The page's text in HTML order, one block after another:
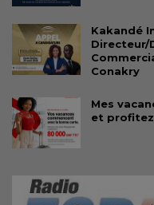
Kakandé
Directeur/
Conakry
Mes
et profitez